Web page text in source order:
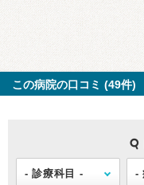
この病院の口コミ (49件)